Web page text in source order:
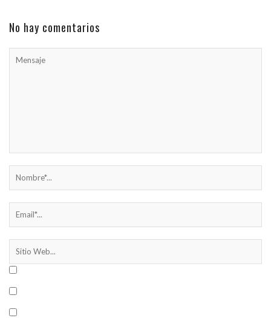
No hay comentarios